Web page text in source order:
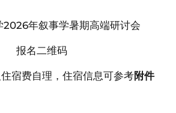
2026年叙事学暑期高端研讨会
报名二维码
宿费自理，住宿信息可参考附件